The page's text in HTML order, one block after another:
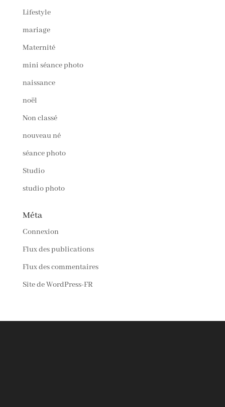
Lifestyle
mariage
Maternité
mini séance photo
naissance
noël
Non classé
nouveau né
séance photo
Studio
studio photo
Méta
Connexion
Flux des publications
Flux des commentaires
Site de WordPress-FR